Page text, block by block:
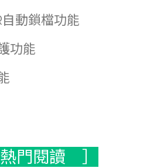
動鎖檔功能
功能
門閱讀 ］